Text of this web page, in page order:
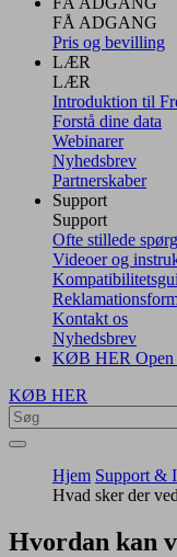
FÅ ADGANG
Pris og bevilling
LÆR
LÆR
Introduktion til
Forstå dine data
Webinarer
Nyhedsbrev
Partnerskaber
Support
Support
Ofte stillede
Videoer og
Kontakt os
Nyhedsbrev
KØB HER
KØB HER
Hjem Support &
Hvad sker der
Hvordan kan